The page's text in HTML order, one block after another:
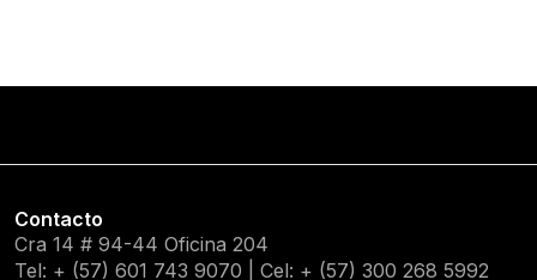
Contacto
Cra 14 # 94-44 Oficina 204
Tel: + (57) 601 743 9070 | Cel: + (57) 300 268 5992